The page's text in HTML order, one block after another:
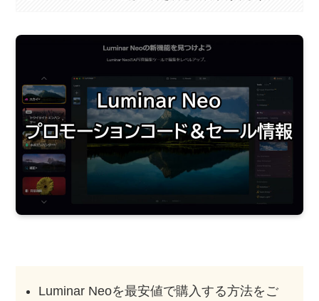
Luminar Neoを最安値で購入する方法をご